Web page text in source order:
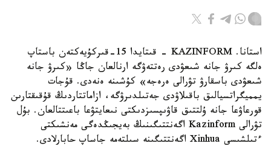
استانا. KAZINFORM - قىتايدا 15-قىركۇيەكتەن باستاپ
ەلگە كىرۋ جانە شىعۋدى رەتتەۋگە ارنالعان جاڭا «كىرۋ جانە
شىعۋدى باسقارۋ تۋرالى ەرەجە» كۇشىنە ەنەدى. قۇجات
يمميگراتسيالىق باقىلاۋدى جەتىلدىرۋگە، ازاماتتاردىڭ قۇقىقتارىن
قورعاۋعا جانە ۇلتتىق قاۋىپسىزدىكتى نىعايتۋعا باعىتتالعان. بۇل
تۋرالى Kazinform اگەنتتىگىنىڭ بەيجىڭدەگى مەنشىكتى
ءتىلشىسى Xinhua اگەنتتىگىنە سىلتەمە جاساپ حابارلادى.